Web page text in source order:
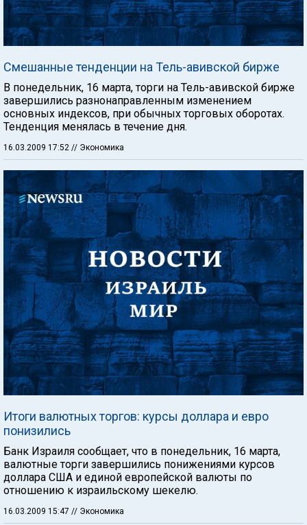
Смешанные тенденции на Тель-авивской бирже
В понедельник, 16 марта, торги на Тель-авивской бирже
завершились разнонаправленным изменением
основных индексов, при обычных торговых оборотах.
Тенденция менялась в течение дня.
16.03.2009 17:52 // Экономика
Итоги валютных торгов: курсы доллара и евро
понизились
Банк Израиля сообщает, что в понедельник, 16 марта,
валютные торги завершились понижениями курсов
доллара США и единой европейской валюты по
отношению к израильскому шекелю.
16.03.2009 15:47 // Экономика